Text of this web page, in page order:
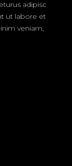
adipisc
ut labore et
veniam,